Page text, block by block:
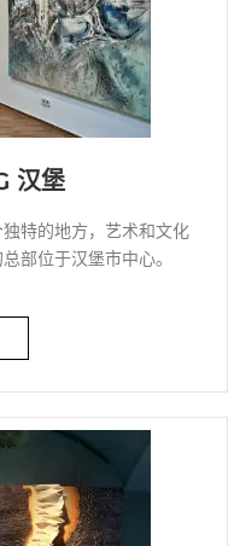
汉堡
特的地方，艺术和文化
部位于汉堡市中心。